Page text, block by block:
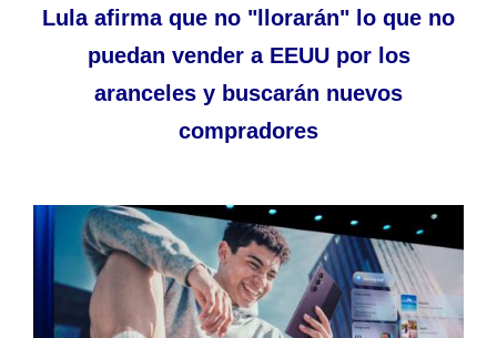
Lula afirma que no "llorarán" lo que no
puedan vender a EEUU por los
aranceles y buscarán nuevos
compradores